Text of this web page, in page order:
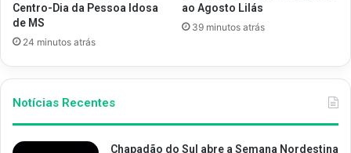
Centro-Dia da Pessoa Idosa
de MS
24 minutos atrás
ao Agosto Lilás
39 minutos atrás
Notícias Recentes
Chapadão do Sul abre a Semana Nordestina